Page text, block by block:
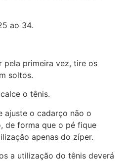
ao 34.
pela primeira vez, tire os
soltos.
o tênis.
ajuste o cadarço não o
de forma que o pé fique
apenas do zíper.
a utilização do tênis deverá